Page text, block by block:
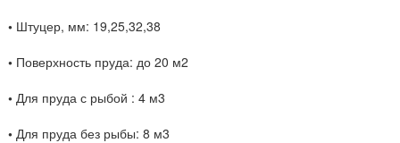
• Штуцер, мм: 19,25,32,38
• Поверхность пруда: до 20 м2
• Для пруда с рыбой : 4 м3
• Для пруда без рыбы: 8 м3